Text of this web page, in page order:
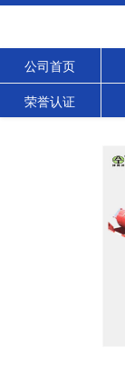
公司首页
荣誉认证